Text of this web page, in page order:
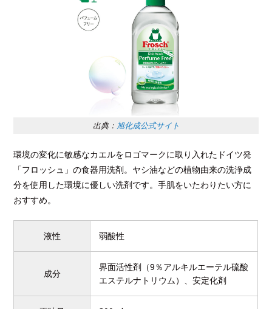
出典： 旭化成公式サイト
環境の変化に敏感なカエルをロゴマークに取り入れたドイツ発
「フロッシュ」の食器用洗剤。ヤシ油などの植物由来の洗浄成
分を使用した環境に優しい洗剤です。手肌をいたわりたい方に
おすすめ。
液性 弱酸性
成分
界面活性剤（9％アルキルエーテル硫酸
エステルナトリウム）、安定化剤